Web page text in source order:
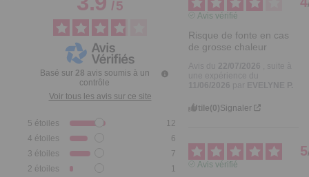
/5
Basé sur 28 avis soumis à un
contrôle
Voir tous les avis sur ce site
5 étoiles
12
4 étoiles
6
3 étoiles
7
2 étoiles
1
Avis vérifié
Risque de fonte en cas
de grosse chaleur
Utile(0)Signaler
5
Avis vérifié